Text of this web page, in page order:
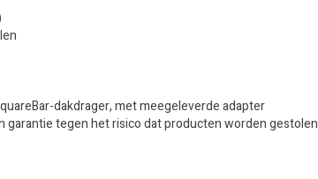
dakdrager, met meegeleverde adapter
garantie tegen het risico dat producten worden gestolen